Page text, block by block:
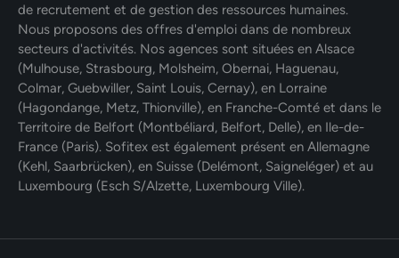
de recrutement et de gestion des ressources humaines.
Nous proposons des offres d'emploi dans de nombreux
secteurs d'activités. Nos agences sont situées en Alsace
(Mulhouse, Strasbourg, Molsheim, Obernai, Haguenau,
Colmar, Guebwiller, Saint Louis, Cernay), en Lorraine
(Hagondange, Metz, Thionville), en Franche-Comté et dans le
Territoire de Belfort (Montbéliard, Belfort, Delle), en Ile-de-
France (Paris). Sofitex est également présent en Allemagne
(Kehl, Saarbrücken), en Suisse (Delémont, Saigneléger) et au
Luxembourg (Esch S/Alzette, Luxembourg Ville).